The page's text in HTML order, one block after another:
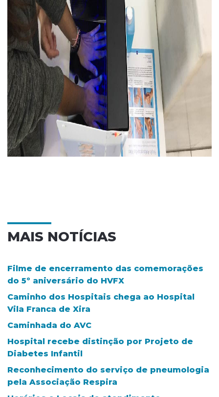
MAIS NOTÍCIAS
Filme de encerramento das comemorações
do 5º aniversário do HVFX
Caminho dos Hospitais chega ao Hospital
Vila Franca de Xira
Caminhada do AVC
Hospital recebe distinção por Projeto de
Diabetes Infantil
Reconhecimento do serviço de pneumologia
pela Associação Respira